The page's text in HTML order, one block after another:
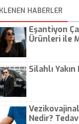
çeşidinin adı
ismiyle
HABERLER
Eşantiyon
Ürünleri ile
Silahlı
Nedir?